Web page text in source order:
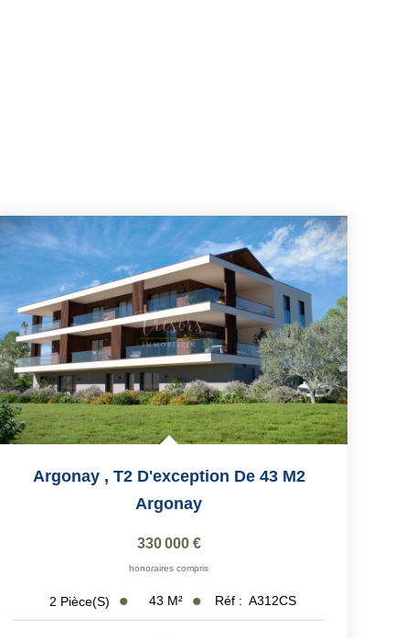
Argonay , T2 D'exception De 43 M2
Argonay
330 000 €
honoraires compris
2 Pièce(s) 43 M² Réf : A312CS